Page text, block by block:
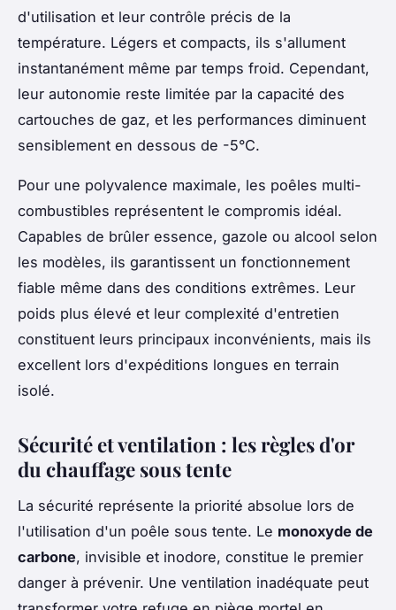
d'utilisation et leur contrôle précis de la
température. Légers et compacts, ils s'allument
instantanément même par temps froid. Cependant,
leur autonomie reste limitée par la capacité des
cartouches de gaz, et les performances diminuent
sensiblement en dessous de -5°C.
Pour une polyvalence maximale, les poêles multi-
combustibles représentent le compromis idéal.
Capables de brûler essence, gazole ou alcool selon
les modèles, ils garantissent un fonctionnement
fiable même dans des conditions extrêmes. Leur
poids plus élevé et leur complexité d'entretien
constituent leurs principaux inconvénients, mais ils
excellent lors d'expéditions longues en terrain
isolé.
Sécurité et ventilation : les règles d'or
du chauffage sous tente
La sécurité représente la priorité absolue lors de
l'utilisation d'un poêle sous tente. Le monoxyde de
carbone, invisible et inodore, constitue le premier
danger à prévenir. Une ventilation inadéquate peut